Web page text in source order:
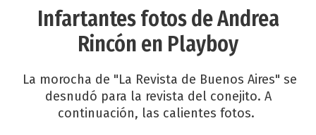
Infartantes fotos de Andrea
Rincón en Playboy
La morocha de "La Revista de Buenos Aires" se
desnudó para la revista del conejito. A
continuación, las calientes fotos.